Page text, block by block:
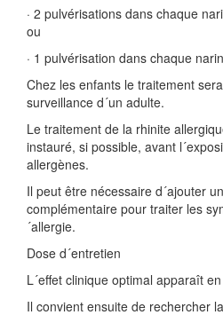
· 2 pulvérisations dans chaque
ou
· 1 pulvérisation dans chaque
Chez les enfants le traitement
surveillance d´un adulte.
Le traitement de la rhinite
instauré, si possible, avant
allergènes.
Il peut être nécessaire d´ajouter
complémentaire pour traiter les
´allergie.
Dose d´entretien
L´effet clinique optimal apparaît
Il convient ensuite de rechercher